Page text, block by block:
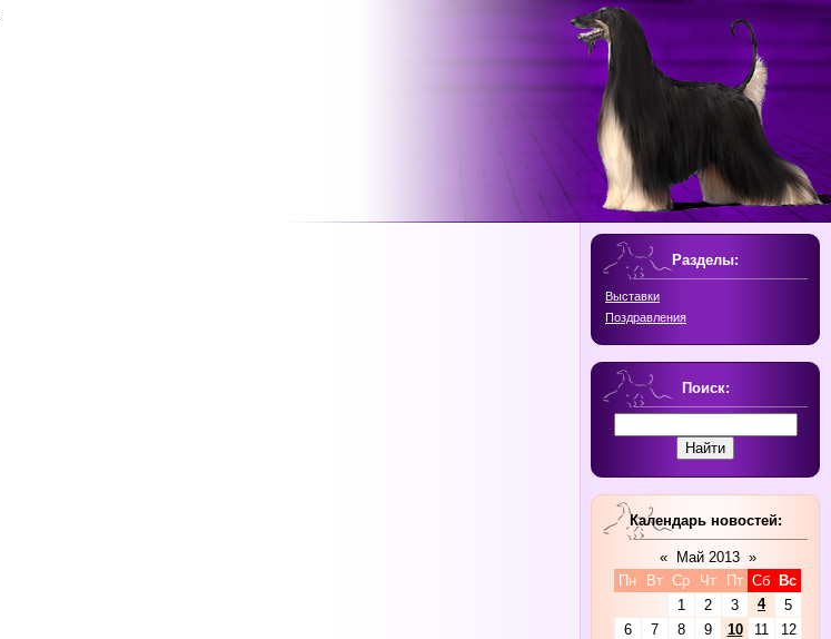
Разделы:
Выставки
Поздравления
Поиск:
Календарь новостей:
« Май 2013 »
Пн
Вт Ср Чт Пт Сб
Вс
1
2 3 4
5
6
7 8 9 10 11
12